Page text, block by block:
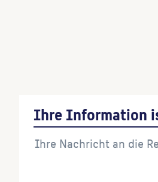
Ihre Information